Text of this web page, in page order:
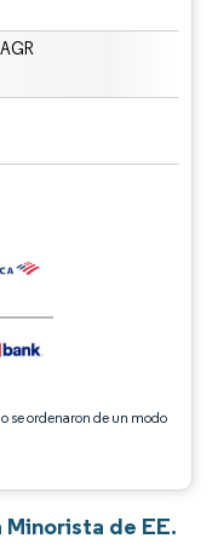
se ordenaron de un modo
según CC BY 4.0.
de EE.